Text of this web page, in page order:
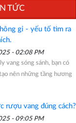
TỨC
gỉ - yếu tố tìm ra
- 02:08 PM
vang sóng sánh, bạn có
nên những tầng hương
rượu vang đúng cách?
- 09:05 PM